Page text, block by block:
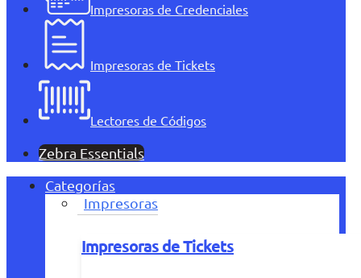
Impresoras de Credenciales
Impresoras de Tickets
Lectores de Códigos
Zebra Essentials
Categorías
Impresoras
Impresoras de Tickets